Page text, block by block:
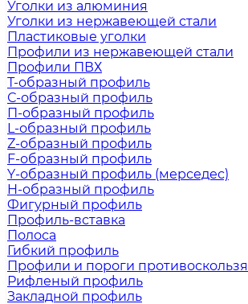
Уголки из алюминия
Уголки из нержавеющей стали
Пластиковые уголки
Профили из нержавеющей стали
Профили ПВХ
Т-образный профиль
С-образный профиль
П-образный профиль
L-образный профиль
Z-образный профиль
F-образный профиль
Y-образный профиль (мерседес)
H-образный профиль
Фигурный профиль
Профиль-вставка
Полоса
Гибкий профиль
Профили и пороги
Рифленый профиль
Закладной профиль